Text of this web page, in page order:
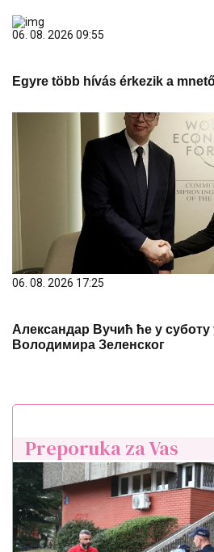
06. 08. 2026 09:55
Egyre több hívás érkezik a
06. 08. 2026 17:25
Александар Вучић ће у суботу
Володимира Зеленског
Preporuka za Vas